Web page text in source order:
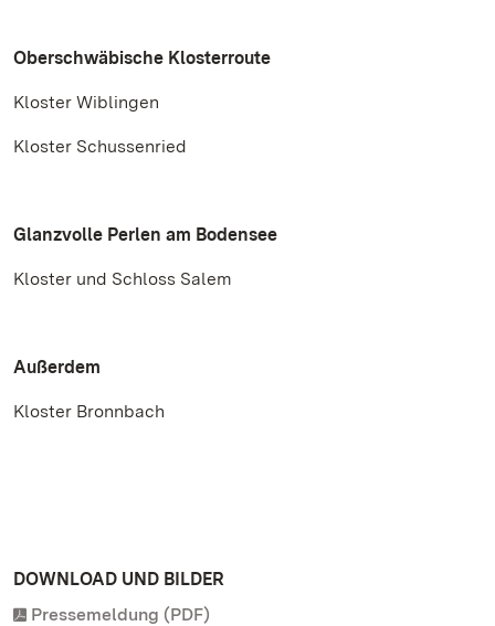
Oberschwäbische Klosterroute
Kloster Wiblingen
Kloster Schussenried
Glanzvolle Perlen am Bodensee
Kloster und Schloss Salem
Außerdem
Kloster Bronnbach
DOWNLOAD UND BILDER
Pressemeldung (PDF)